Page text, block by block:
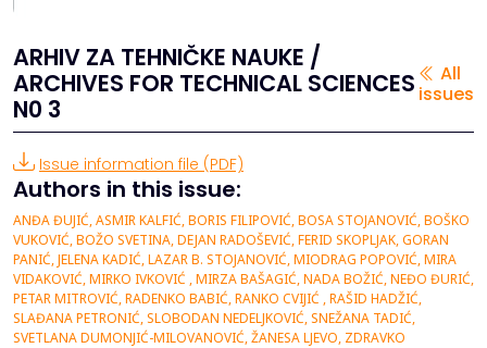
ARHIV ZA TEHNIČKE NAUKE /
ARCHIVES FOR TECHNICAL SCIENCES
N0 3
All
issues
Issue information file (PDF)
Authors in this issue:
ANĐA ĐUJIĆ, ASMIR KALFIĆ, BORIS FILIPOVIĆ, BOSA STOJANOVIĆ, BOŠKO
VUKOVIĆ, BOŽO SVETINA, DEJAN RADOŠEVIĆ, FERID SKOPLJAK, GORAN
PANIĆ, JELENA KADIĆ, LAZAR B. STOJANOVIĆ, MIODRAG POPOVIĆ, MIRA
VIDAKOVIĆ, MIRKO IVKOVIĆ , MIRZA BAŠAGIĆ, NADA BOŽIĆ, NEĐO ĐURIĆ,
PETAR MITROVIĆ, RADENKO BABIĆ, RANKO CVIJIĆ , RAŠID HADŽIĆ,
SLAĐANA PETRONIĆ, SLOBODAN NEDELJKOVIĆ, SNEŽANA TADIĆ,
SVETLANA DUMONJIĆ-MILOVANOVIĆ, ŽANESA LJEVO, ZDRAVKO